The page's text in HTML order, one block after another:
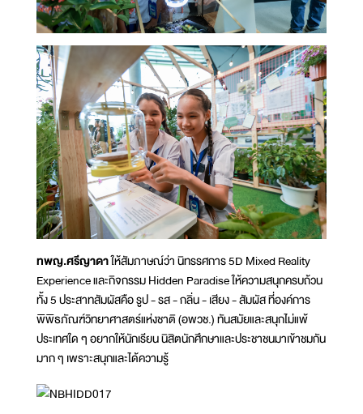
ทพญ.ศรีญาดาให้สัมภาษณ์ว่า นิทรรศการ 5D Mixed Reality
Experience และกิจกรรม Hidden Paradise ให้ความสนุกครบถ้วน
ทั้ง 5 ประสาทสัมผัสคือ รูป - รส - กลิ่น - เสียง - สัมผัส ที่องค์การ
พิพิธภัณฑ์วิทยาศาสตร์แห่งชาติ (อพวช.) ทันสมัยและสนุกไม่แพ้
ประเทศใด ๆ อยากให้นักเรียน นิสิตนักศึกษาและประชาชนมาเข้าชมกัน
มาก ๆ เพราะสนุกและได้ความรู้